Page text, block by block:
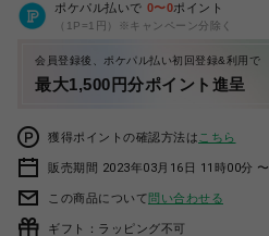
ポケパル払いで 0〜0ポイント
（1P=1円）※キャンペーン分除く
会員登録後、ポケパル払い初回登録&利用で
最大1,500円分ポイント進呈
獲得ポイントの確認方法は こちら
販売期間 2023年03月16日 11時00分 〜
この商品について問い合わせる
ギフト：ラッピング不可